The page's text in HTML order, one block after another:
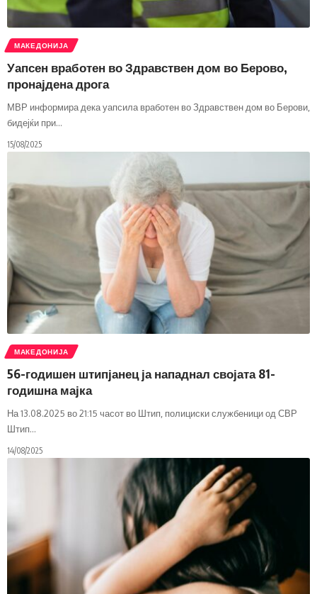
МАКЕДОНИЈА
Уапсен вработен во Здравствен дом во Берово,
пронајдена дрога
МВР информира дека уапсила вработен во Здравствен дом во Берови,
бидејќи при…
15/08/2025
МАКЕДОНИЈА
56-годишен штипјанец ја нападнал својата 81-
годишна мајка
На 13.08.2025 во 21:15 часот во Штип, полициски службеници од СВР
Штип…
14/08/2025